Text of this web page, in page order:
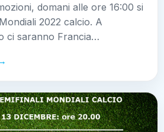
domani alle ore 16:00 si
2022 calcio. A
ci saranno Francia…